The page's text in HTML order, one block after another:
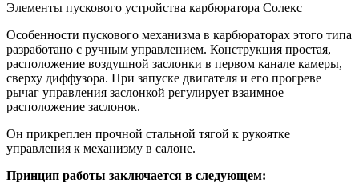
Элементы пускового устройства карбюратора Солекс
Особенности пускового механизма в карбюраторах этого типа
разработано с ручным управлением. Конструкция простая,
расположение воздушной заслонки в первом канале камеры,
сверху диффузора. При запуске двигателя и его прогреве
рычаг управления заслонкой регулирует взаимное
расположение заслонок.
Он прикреплен прочной стальной тягой к рукоятке
управления к механизму в салоне.
Принцип работы заключается в следующем: